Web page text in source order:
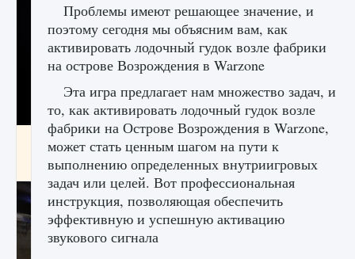
Как получить Thunder Egg в Stardew Valley
9 августа 2024 1 244 0 0
Проблемы имеют решающее значение, и
поэтому сегодня мы объясним вам, как
активировать лодочный гудок возле фабрики
на острове Возрождения в Warzone
Эта игра предлагает нам множество задач, и
то, как активировать лодочный гудок возле
фабрики на Острове Возрождения в Warzone,
может стать ценным шагом на пути к
выполнению определенных внутриигровых
задач или целей. Вот профессиональная
инструкция, позволяющая обеспечить
эффективную и успешную активацию
звукового сигнала